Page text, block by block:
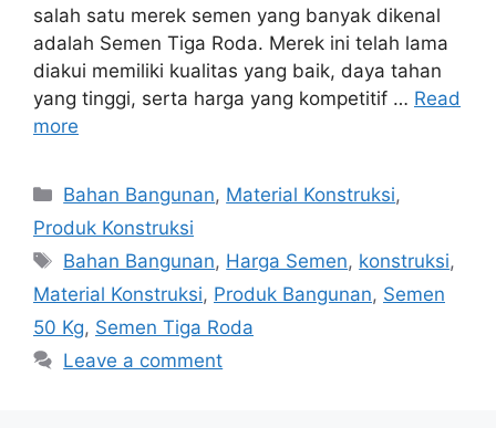
salah satu merek semen yang banyak dikenal
adalah Semen Tiga Roda. Merek ini telah lama
diakui memiliki kualitas yang baik, daya tahan
yang tinggi, serta harga yang kompetitif … Read
more
Categories
Bahan Bangunan, Material Konstruksi,
Produk Konstruksi
Tags
Bahan Bangunan, Harga Semen, konstruksi,
Material Konstruksi, Produk Bangunan, Semen
50 Kg, Semen Tiga Roda
Leave a comment